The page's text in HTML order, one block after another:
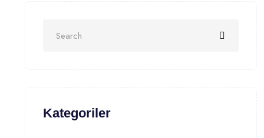
Kategoriler